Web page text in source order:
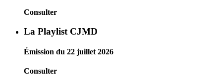
Consulter
La Playlist CJMD
Émission du 22 juillet 2026
Consulter